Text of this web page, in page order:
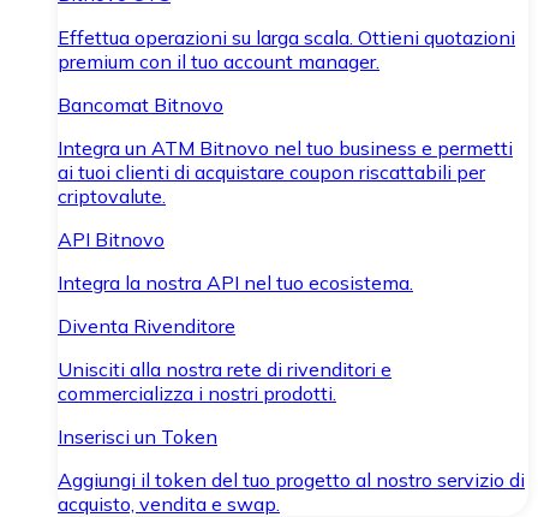
Effettua operazioni su larga scala. Ottieni quotazioni
premium con il tuo account manager.
Bancomat Bitnovo
Integra un ATM Bitnovo nel tuo business e permetti
ai tuoi clienti di acquistare coupon riscattabili per
criptovalute.
API Bitnovo
Integra la nostra API nel tuo ecosistema.
Diventa Rivenditore
Unisciti alla nostra rete di rivenditori e
commercializza i nostri prodotti.
Inserisci un Token
Aggiungi il token del tuo progetto al nostro servizio di
acquisto, vendita e swap.